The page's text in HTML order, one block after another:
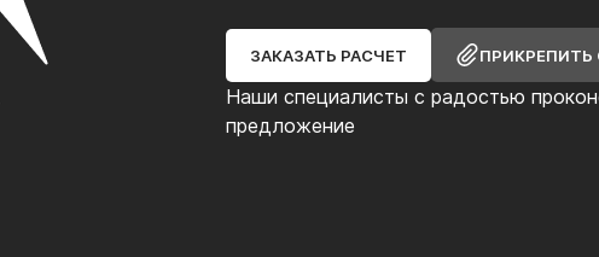
Наши специалисты с радостью
предложение
ЗАКАЗАТЬ РАСЧЕТ ПРИКРЕПИТЬ